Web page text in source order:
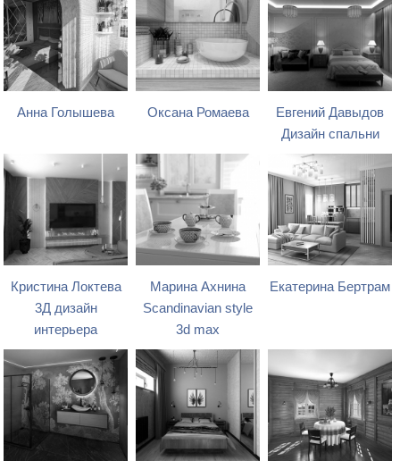
Анна Голышева Оксана Ромаева
Евгений Давыдов
Дизайн спальни
Кристина Локтева
3Д дизайн
интерьера
Марина Ахнина
Scandinavian style
3d max
Екатерина Бертрам